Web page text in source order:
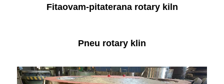
Fitaovam-pitaterana rotary kiln
Pneu rotary klin